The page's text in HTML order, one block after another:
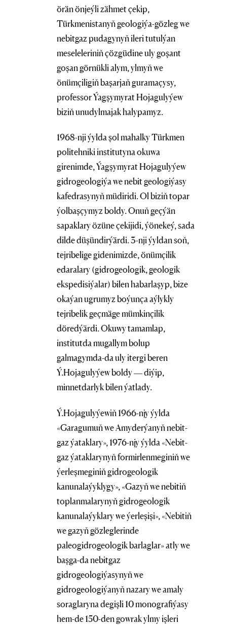
örän önjeýli zähmet çekip,
Türkmenistanyň geologiýa-gözleg we
nebitgaz pudagynyň ileri tutulýan
meseleleriniň çözgüdine uly goşant
goşan görnükli alym, ylmyň we
önümçiligiň başarjaň guramaçysy,
professor Ýagşymyrat Hojagulyýew
biziň unudylmajak halypamyz.
1968-nji ýylda şol mahalky Türkmen
politehniki institutyna okuwa
girenimde, Ýagşymyrat Hojagulyýew
gidrogeologiýa we nebit geologiýasy
kafedrasynyň müdiridi. Ol biziň topar
ýolbaşçymyz boldy. Onuň geçýän
sapaklary özüne çekijidi, ýönekeý, sada
dilde düşündirýärdi. 3-nji ýyldan soň,
tejribelige gidenimizde, önümçilik
edaralary (gidrogeologik, geologik
ekspedisiýalar) bilen habarlaşyp, bize
okaýan ugrumyz boýunça aýlykly
tejribelik geçmäge mümkinçilik
döredýärdi. Okuwy tamamlap,
institutda mugallym bolup
galmagymda-da uly itergi beren
Ý.Hojagulyýew boldy — diýip,
minnetdarlyk bilen ýatlady.
Ý.Hojagulyýewiň 1966-njy ýylda
«Garagumuň we Amyderýanyň nebit-
gaz ýataklary», 1976-njy ýylda «Nebit-
gaz ýataklarynyň formirlenmeginiň we
ýerleşmeginiň gidrogeologik
kanunalaýyklygy», «Gazyň we nebitiň
toplanmalarynyň gidrogeologik
kanunalaýyklary we ýerleşişi», «Nebitiň
we gazyň gözleglerinde
paleogidrogeologik barlaglar» atly we
başga-da nebitgaz
gidrogeologiýasynyň we
gidrogeologiýanyň nazary we amaly
soraglaryna degişli 10 monografiýasy
hem-de 150-den gowrak ylmy işleri